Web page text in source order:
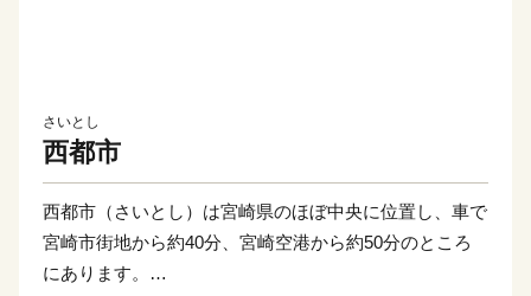
さいとし
西都市
西都市（さいとし）は宮崎県のほぼ中央に位置し、車で
宮崎市街地から約40分、宮崎空港から約50分のところ
にあります。